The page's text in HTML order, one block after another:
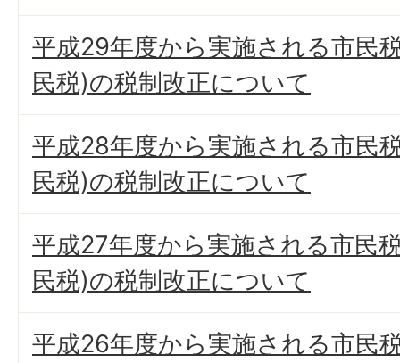
平成29年度から実施される市民
民税)の税制改正について
平成28年度から実施される市民
民税)の税制改正について
平成27年度から実施される市民
民税)の税制改正について
平成26年度から実施される市民